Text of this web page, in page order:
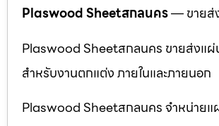
Plaswood Sheetสกลนคร— ขายส่
Plaswood Sheetสกลนคร ขายส่งแ
สำหรับงานตกแต่ง ภายในและภายนอก
Plaswood Sheetสกลนคร จำหน่ายแ